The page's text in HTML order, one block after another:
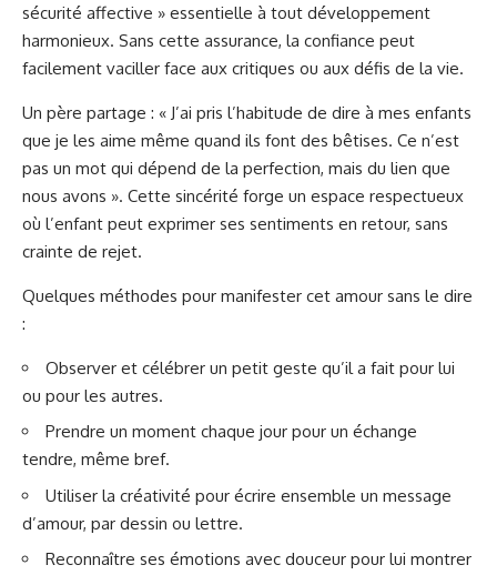
sécurité affective » essentielle à tout développement
harmonieux. Sans cette assurance, la confiance peut
facilement vaciller face aux critiques ou aux défis de la vie.
Un père partage : « J’ai pris l’habitude de dire à mes enfants
que je les aime même quand ils font des bêtises. Ce n’est
pas un mot qui dépend de la perfection, mais du lien que
nous avons ». Cette sincérité forge un espace respectueux
où l’enfant peut exprimer ses sentiments en retour, sans
crainte de rejet.
Quelques méthodes pour manifester cet amour sans le dire
:
Observer et célébrer un petit geste qu’il a fait pour lui
ou pour les autres.
Prendre un moment chaque jour pour un échange
tendre, même bref.
Utiliser la créativité pour écrire ensemble un message
d’amour, par dessin ou lettre.
Reconnaître ses émotions avec douceur pour lui montrer